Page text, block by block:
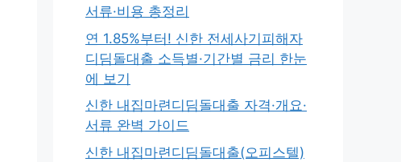
서류·비용 총정리
연 1.85%부터! 신한 전세사기피해자
디딤돌대출 소득별·기간별 금리 한눈
에 보기
신한 내집마련디딤돌대출 자격·개요·
서류 완벽 가이드
신한 내집마련디딤돌대출(오피스텔)